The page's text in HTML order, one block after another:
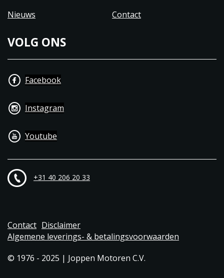
Nieuws
Contact
VOLG ONS
Facebook
Instagram
Youtube
+31 40 206 20 33
Contact Disclaimer
Algemene leverings- & betalingsvoorwaarden
© 1976 - 2025 | Joppen Motoren C.V.